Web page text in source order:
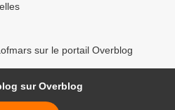
sur le portail Overblog
sur Overblog